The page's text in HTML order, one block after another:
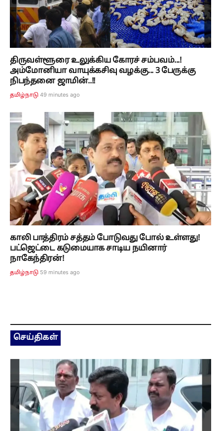
திருவள்ளூரை உலுக்கிய கோரச் சம்பவம்...!
அம்மோனியா வாயுக்கசிவு வழக்கு... 3 பேருக்கு
நிபந்தனை ஜாமின்..!!
தமிழ்நாடு 49 minutes ago
காலி பாத்திரம் சத்தம் போடுவது போல் உள்ளது!
பட்ஜெட்டை கடுமையாக சாடிய நயினார்
நாகேந்திரன்!
தமிழ்நாடு 59 minutes ago
செய்திகள்